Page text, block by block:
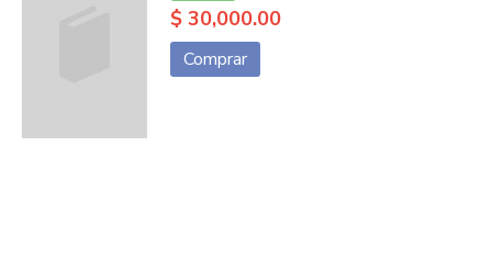
$ 30,000.00
Comprar